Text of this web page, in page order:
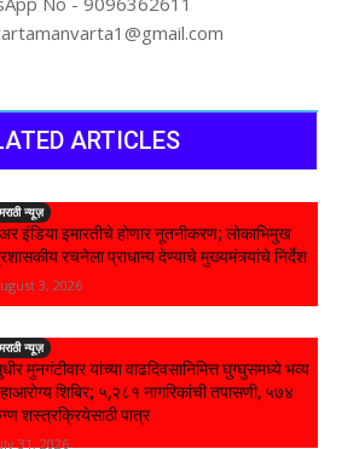
ARTICLES
मराठी न्यूज़
इंडिया इमारतीचे होणार नूतनीकरण; लोकाभिमुख
रचनेला प्राधान्य देण्याचे मुख्यमंत्र्यांचे निर्देश
3, 2026
मराठी न्यूज़
मुनगंटीवार यांच्या वाढदिवसानिमित्त घुग्घुसमध्ये भव्य
शिबिर; ५,२८१ नागरिकांची तपासणी, ५७४
शस्त्रक्रियेसाठी पात्र
31, 2026